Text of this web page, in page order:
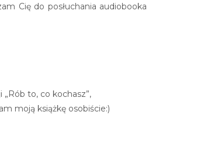
Cię do posłuchania audiobooka
to, co kochasz”,
moją książkę osobiście:)